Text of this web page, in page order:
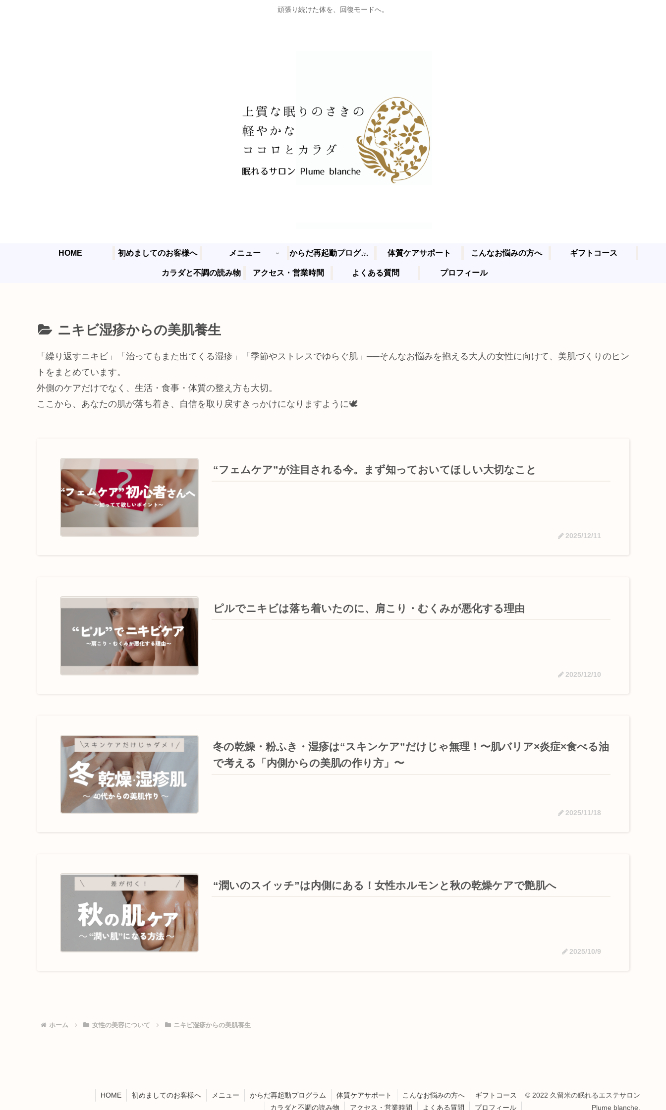
頑張り続けた体を、回復モードへ。
HOME 初めましてのお客様へ メニュー からだ再起動プログラム 体質ケアサポート こんなお悩みの方へ ギフトコース
カラダと不調の読み物 アクセス・営業時間 よくある質問 プロフィール
ニキビ湿疹からの美肌養生
「繰り返すニキビ」「治ってもまた出てくる湿疹」「季節やストレスでゆらぐ肌」──そんなお悩みを抱える大人の女性に向けて、美肌づくりのヒン
トをまとめています。
外側のケアだけでなく、生活・食事・体質の整え方も大切。
ここから、あなたの肌が落ち着き、自信を取り戻すきっかけになりますように🕊
“フェムケア”が注目される今。まず知っておいてほしい大切なこと
2025/12/11
ピルでニキビは落ち着いたのに、肩こり・むくみが悪化する理由
2025/12/10
冬の乾燥・粉ふき・湿疹は“スキンケア”だけじゃ無理！〜肌バリア×炎症×食べる油
で考える「内側からの美肌の作り方」〜
2025/11/18
“潤いのスイッチ”は内側にある！女性ホルモンと秋の乾燥ケアで艶肌へ
2025/10/9
ホーム 女性の美容について ニキビ湿疹からの美肌養生
HOME 初めましてのお客様へ メニュー からだ再起動プログラム 体質ケアサポート こんなお悩みの方へ
ギフトコース
カラダと不調の読み物
アクセス・営業時間 よくある質問 プロフィール
© 2022 久留米の眠れるエステサロン
Plume blanche.